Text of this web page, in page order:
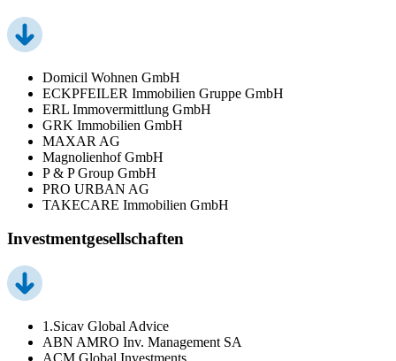
Domicil Wohnen GmbH
ECKPFEILER Immobilien Gruppe GmbH
ERL Immovermittlung GmbH
GRK Immobilien GmbH
MAXAR AG
Magnolienhof GmbH
P & P Group GmbH
PRO URBAN AG
TAKECARE Immobilien GmbH
Investmentgesellschaften
1.Sicav Global Advice
ABN AMRO Inv. Management SA
ACM Global Investments